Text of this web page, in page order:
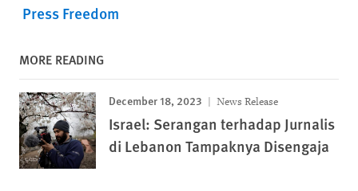
Press Freedom
MORE READING
December 18, 2023 News Release
Israel: Serangan terhadap Jurnalis
di Lebanon Tampaknya Disengaja